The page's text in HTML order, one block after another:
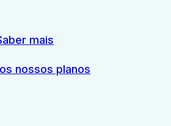
mais
nossos planos